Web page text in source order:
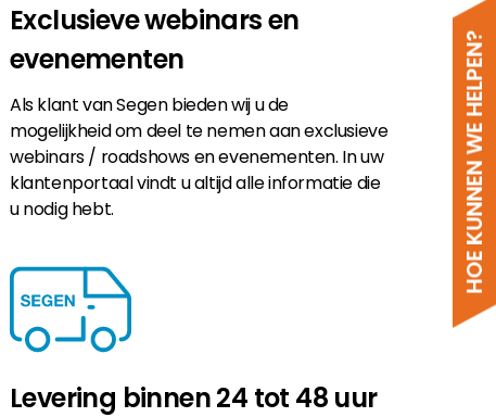
HOE KUNNEN WE HELPEN?
Exclusieve webinars en
evenementen
Als klant van Segen bieden wij u de
mogelijkheid om deel te nemen aan exclusieve
webinars / roadshows en evenementen. In uw
klantenportaal vindt u altijd alle informatie die
u nodig hebt.
Levering binnen 24 tot 48 uur